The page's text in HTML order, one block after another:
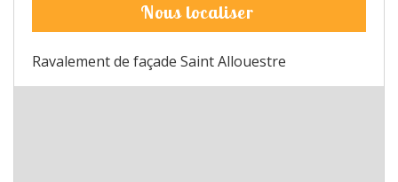
Nous localiser
Ravalement de façade Saint Allouestre